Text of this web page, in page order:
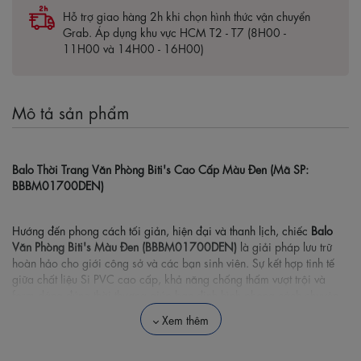
Hỗ trợ giao hàng 2h khi chọn hình thức vận chuyển
Grab. Áp dụng khu vực HCM T2 - T7 (8H00 -
11H00 và 14H00 - 16H00)
Mô tả sản phẩm
Balo Thời Trang Văn Phòng Biti's Cao Cấp Màu Đen (Mã SP:
BBBM01700DEN)
Hướng đến phong cách tối giản, hiện đại và thanh lịch, chiếc Balo
Văn Phòng Biti's Màu Đen (BBBM01700DEN) là giải pháp lưu trữ
hoàn hảo cho giới công sở và các bạn sinh viên. Sự kết hợp tinh tế
giữa chất liệu Si PVC cao cấp, khả năng chống thấm vượt trội và
nghiệp mỗi ngày khi đi làm, đi học hay đi công tác ngắn ngày.
Xem thêm